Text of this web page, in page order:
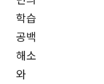
학습
공백
해소
와